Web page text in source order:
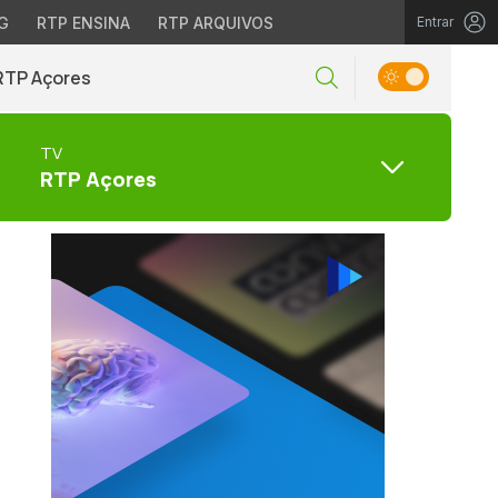
RTP ENSINA RTP ARQUIVOS Entrar
Açores
TV
RTP Açores